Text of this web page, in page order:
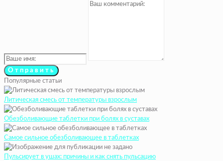
Популярные статьи
Литическая смесь от температуры взрослым
Обезболивающие таблетки при болях в суставах
Самое сильное обезболивающее в таблетках
Пульсирует в ушах: причины и как снять пульсацию